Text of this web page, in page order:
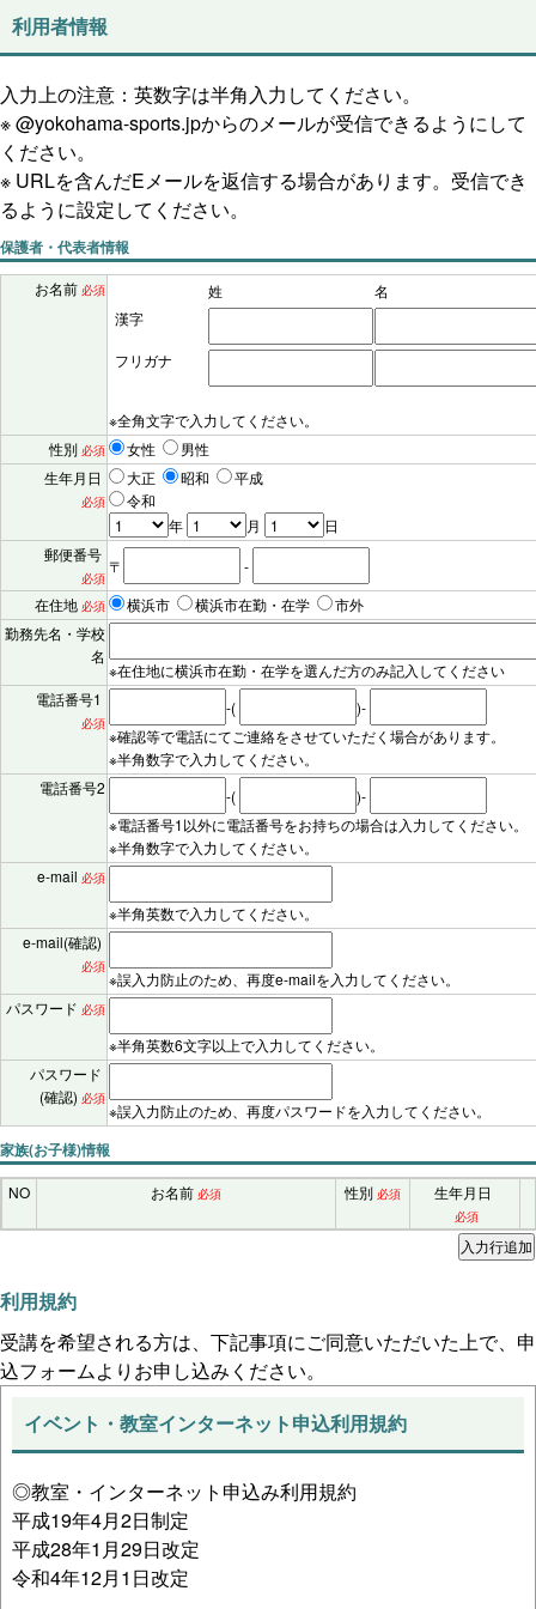
利用者情報
入力上の注意：英数字は半角入力してください。
※ @yokohama-sports.jpからのメールが受信できるようにして
ください。
※ URLを含んだEメールを返信する場合があります。受信でき
るように設定してください。
保護者・代表者情報
お名前 必須 姓
名
漢字
フリガナ
※全角文字で入力してください。
性別 必須 女性
男性
生年月日
必須
大正 昭和
平成
令和
年
月
日
郵便番号
必須
〒
-
在住地 必須 横浜市 横浜市在勤・在学
市外
勤務先名・学校
名
※在住地に横浜市在勤・在学を選んだ方のみ記入してください
電話番号1
必須
-(
)-
※確認等で電話にてご連絡をさせていただく場合があります。
※半角数字で入力してください。
電話番号2
-(
)-
※電話番号1以外に電話番号をお持ちの場合は入力してください。
※半角数字で入力してください。
e-mail 必須
※半角英数で入力してください。
e-mail(確認)
必須
※誤入力防止のため、再度e-mailを入力してください。
パスワード 必須
※半角英数6文字以上で入力してください。
パスワード
(確認) 必須
※誤入力防止のため、再度パスワードを入力してください。
家族(お子様)情報
NO お名前 必須 性別 必須 生年月日
必須
利用規約
受講を希望される方は、下記事項にご同意いただいた上で、申
込フォームよりお申し込みください。
イベント・教室インターネット申込利用規約
◎教室・インターネット申込み利用規約
平成19年4月2日制定
平成28年1月29日改定
令和4年12月1日改定